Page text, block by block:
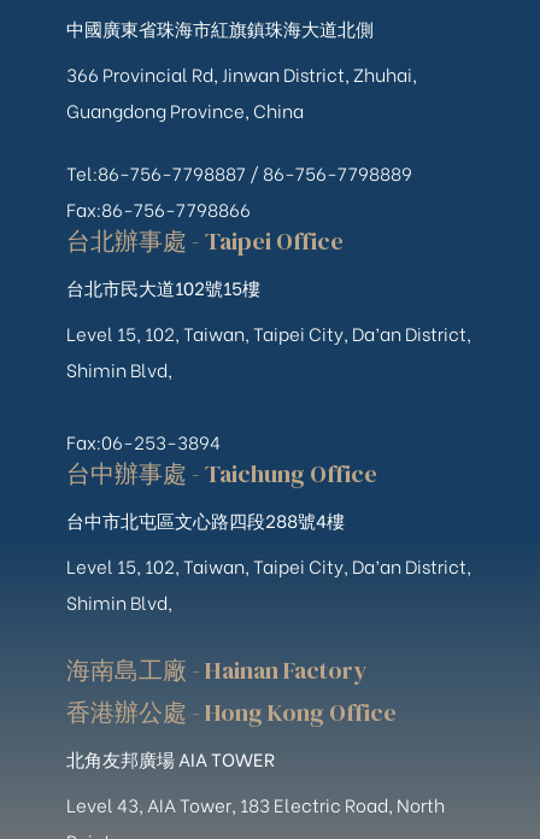
中國廣東省珠海市紅旗鎮珠海大道北側
366 Provincial Rd, Jinwan District, Zhuhai,
Guangdong Province, China
Tel:86-756-7798887 / 86-756-7798889
Fax:86-756-7798866
台北辦事處 - Taipei Office
台北市民大道102號15樓
Level 15, 102, Taiwan, Taipei City, Da’an District,
Shimin Blvd,
Fax:06-253-3894
台中辦事處 - Taichung Office
台中市北屯區文心路四段288號4樓
Level 15, 102, Taiwan, Taipei City, Da’an District,
Shimin Blvd,
海南島工廠 - Hainan Factory
香港辦公處 - Hong Kong Office
北角友邦廣場 AIA TOWER
Level 43, AIA Tower, 183 Electric Road, North